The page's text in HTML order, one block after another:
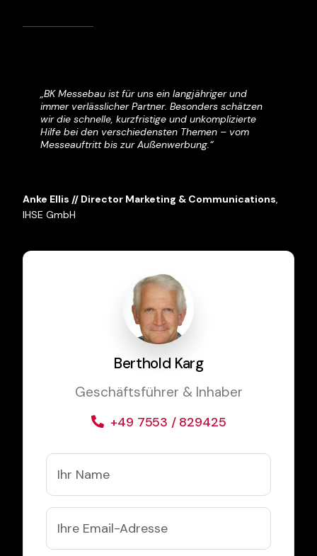
„BK Messebau ist für uns ein langjähriger und
immer verlässlicher Partner. Besonders schätzen
wir die schnelle, kurzfristige und unkomplizierte
Hilfe bei den verschiedensten Themen – vom
Messeauftritt bis zur Außenwerbung.“
Anke Ellis // Director Marketing & Communications,
IHSE GmbH
“Das Team von BK Messebau begeistert uns jedes
Jahr aufs neue mit frischen, einzigartigen Ideen um
uns mit unserem Messestand von der Konkurrenz
deutlich abzuheben.”
Deutsch & Heckelmann GmbH
Berthold Karg
Geschäftsführer & Inhaber
+49 7553 / 829425